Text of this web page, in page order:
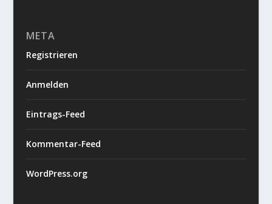
META
Registrieren
Anmelden
Eintrags-Feed
Kommentar-Feed
WordPress.org